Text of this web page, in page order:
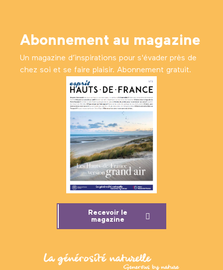
Abonnement au magazine
Un magazine d’inspirations pour s'évader près de
chez soi et se faire plaisir. Abonnement gratuit.
Recevoir le
magazine